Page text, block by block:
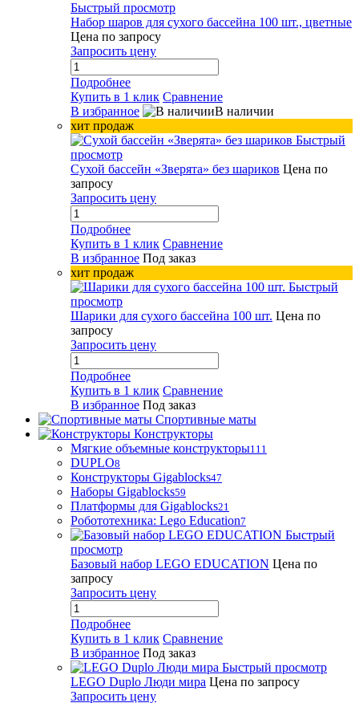
Быстрый просмотр
Набор шаров для сухого бассейна 100 шт., цветные
Цена по запросу
Запросить цену
Подробнее
Купить в 1 клик Сравнение
В избранное
В наличии
хит продаж
Быстрый
просмотр
Сухой бассейн «Зверята» без шариков Цена по
запросу
Запросить цену
Подробнее
Купить в 1 клик Сравнение
В избранное Под заказ
хит продаж
Быстрый
просмотр
Шарики для сухого бассейна 100 шт. Цена по
запросу
Запросить цену
Подробнее
Купить в 1 клик Сравнение
В избранное Под заказ
Спортивные маты
Конструкторы
Мягкие объемные конструкторы111
DUPLO8
Конструкторы Gigablocks47
Наборы Gigablocks59
Платформы для Gigablocks21
Робототехника: Lego Education7
Быстрый
просмотр
Базовый набор LEGO EDUCATION Цена по
запросу
Запросить цену
Подробнее
Купить в 1 клик Сравнение
В избранное Под заказ
Быстрый просмотр
LEGO Duplo Люди мира Цена по запросу
Запросить цену